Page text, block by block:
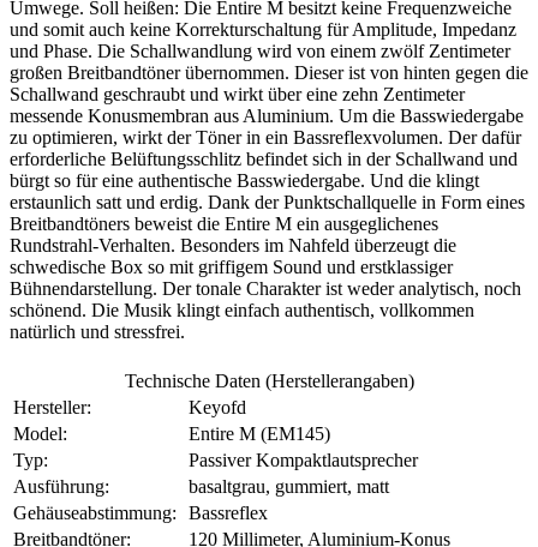
Umwege. Soll heißen: Die Entire M besitzt keine Frequenzweiche
und somit auch keine Korrekturschaltung für Amplitude, Impedanz
und Phase. Die Schallwandlung wird von einem zwölf Zentimeter
großen Breitbandtöner übernommen. Dieser ist von hinten gegen die
Schallwand geschraubt und wirkt über eine zehn Zentimeter
messende Konusmembran aus Aluminium. Um die Basswiedergabe
zu optimieren, wirkt der Töner in ein Bassreflexvolumen. Der dafür
erforderliche Belüftungsschlitz befindet sich in der Schallwand und
bürgt so für eine authentische Basswiedergabe. Und die klingt
erstaunlich satt und erdig. Dank der Punktschallquelle in Form eines
Breitbandtöners beweist die Entire M ein ausgeglichenes
Rundstrahl-Verhalten. Besonders im Nahfeld überzeugt die
schwedische Box so mit griffigem Sound und erstklassiger
Bühnendarstellung. Der tonale Charakter ist weder analytisch, noch
schönend. Die Musik klingt einfach authentisch, vollkommen
natürlich und stressfrei.
Technische Daten (Herstellerangaben)
Hersteller:
Keyofd
Model:
Entire M (EM145)
Typ:
Passiver Kompaktlautsprecher
Ausführung:
basaltgrau, gummiert, matt
Gehäuseabstimmung:
Bassreflex
Breitbandtöner:
120 Millimeter, Aluminium-Konus